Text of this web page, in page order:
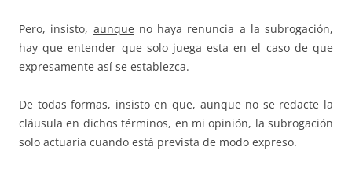
Pero, insisto, aunque no haya renuncia a la subrogación,
hay que entender que solo juega esta en el caso de que
expresamente así se establezca.
De todas formas, insisto en que, aunque no se redacte la
cláusula en dichos términos, en mi opinión, la subrogación
solo actuaría cuando está prevista de modo expreso.